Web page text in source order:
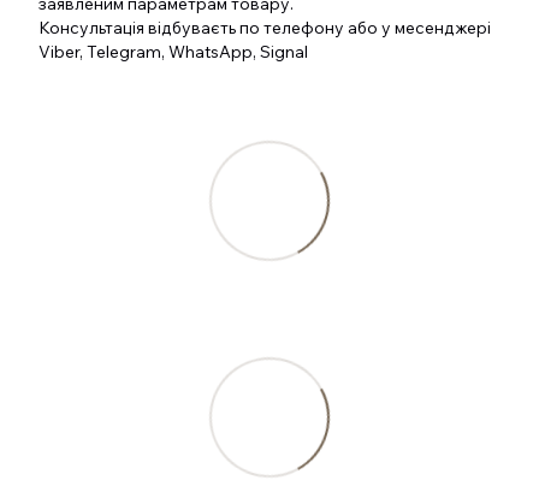
Консультація відбуваєть по телефону або у месенджері
Viber, Telegram, WhatsApp, Signal